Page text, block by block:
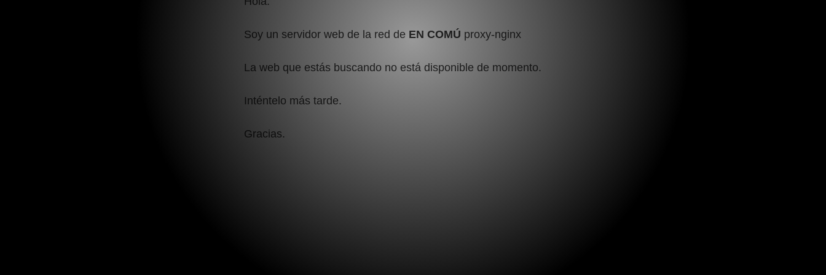
Soy un servidor web de la red de EN COMÚ proxy-nginx
La web que estás buscando no está disponible de momento.
Inténtelo más tarde.
Gracias.